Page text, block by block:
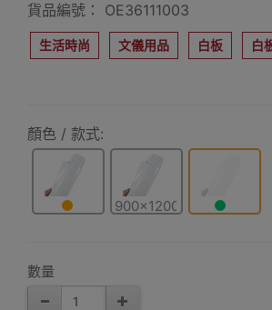
貨品編號： OE36111003
生活時尚 文儀用品 白板 白
顏色 / 款式:
900x1200mm
數量